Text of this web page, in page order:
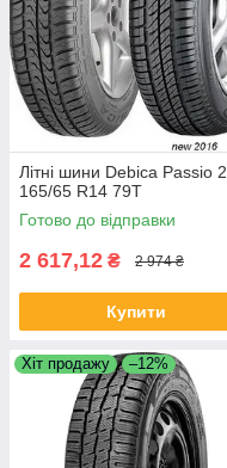
Літні шини Debica Passio 2
165/65 R14 79T
Готово до відправки
2 617,12 ₴ 2 974 ₴
Купити
Хіт продажу –12%